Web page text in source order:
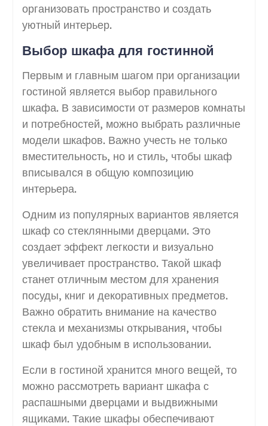
организовать пространство и создать
уютный интерьер.
Выбор шкафа для гостинной
Первым и главным шагом при организации
гостиной является выбор правильного
шкафа. В зависимости от размеров комнаты
и потребностей, можно выбрать различные
модели шкафов. Важно учесть не только
вместительность, но и стиль, чтобы шкаф
вписывался в общую композицию
интерьера.
Одним из популярных вариантов является
шкаф со стеклянными дверцами. Это
создает эффект легкости и визуально
увеличивает пространство. Такой шкаф
станет отличным местом для хранения
посуды, книг и декоративных предметов.
Важно обратить внимание на качество
стекла и механизмы открывания, чтобы
шкаф был удобным в использовании.
Если в гостиной хранится много вещей, то
можно рассмотреть вариант шкафа с
распашными дверцами и выдвижными
ящиками. Такие шкафы обеспечивают